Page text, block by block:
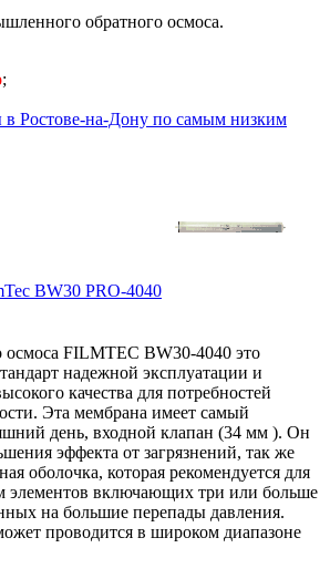
обратного осмоса.
;
BW30 PRO-4040
осмоса FILMTEC BW30-4040 это
надежной эксплуатации и
качества для потребностей
Эта мембрана имеет самый
день, входной клапан (34 мм ). Он
эффекта от загрязнений, так же
оболочка, которая рекомендуется для
элементов включающих три или больше
на большие перепады давления.
проводится в широком диапазоне